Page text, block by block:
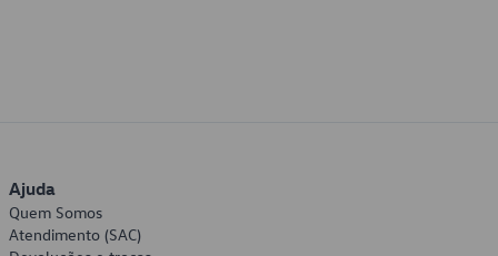
Ajuda
Quem Somos
Atendimento (SAC)